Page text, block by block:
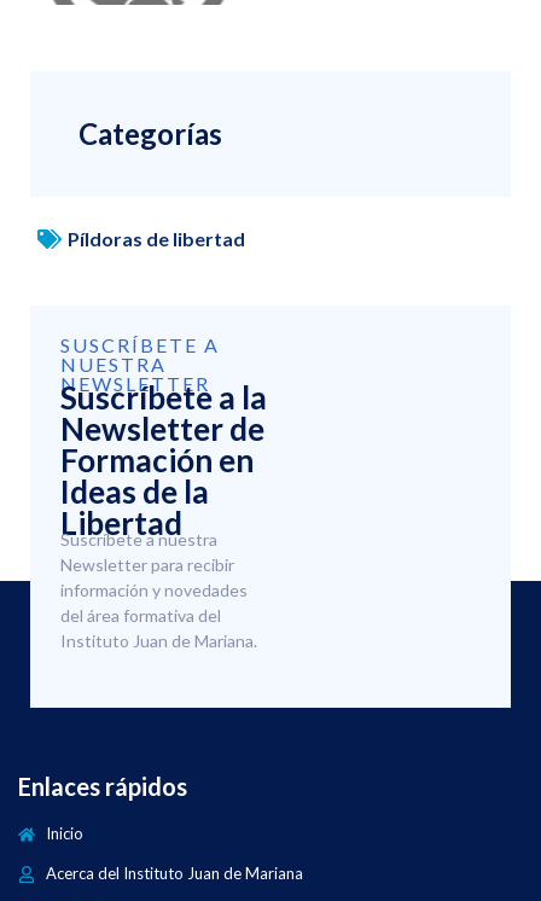
Categorías
Píldoras de libertad
SUSCRÍBETE A
NUESTRA
NEWSLETTER
Suscríbete a la
Newsletter de
Formación en
Ideas de la
Libertad
Suscríbete a nuestra
Newsletter para recibir
información y novedades
del área formativa del
Instituto Juan de Mariana.
Enlaces rápidos
Inicio
Acerca del Instituto Juan de Mariana